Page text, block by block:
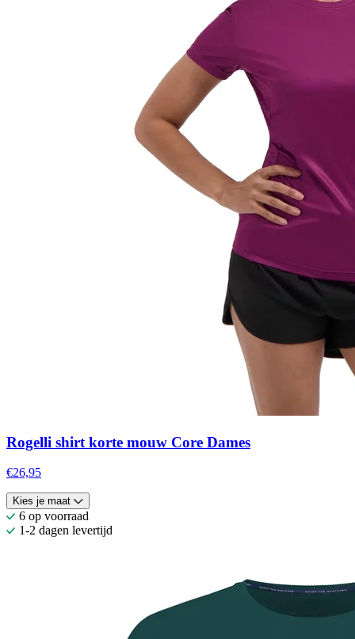
Rogelli shirt korte mouw Core Dames
€26,95
Kies je maat
6 op voorraad
1-2 dagen levertijd